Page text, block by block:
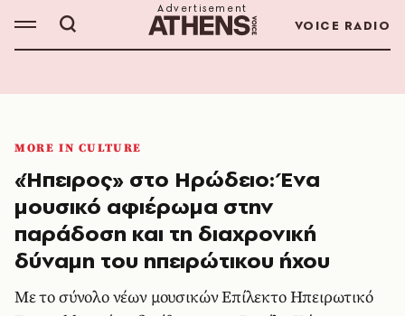
VOICE RADIO
MORE IN CULTURE
«Ήπειρος» στο Ηρώδειο: Ένα
μουσικό αφιέρωμα στην
παράδοση και τη διαχρονική
δύναμη του ηπειρώτικου ήχου
Με το σύνολο νέων μουσικών Επίλεκτο Ηπειρωτικό